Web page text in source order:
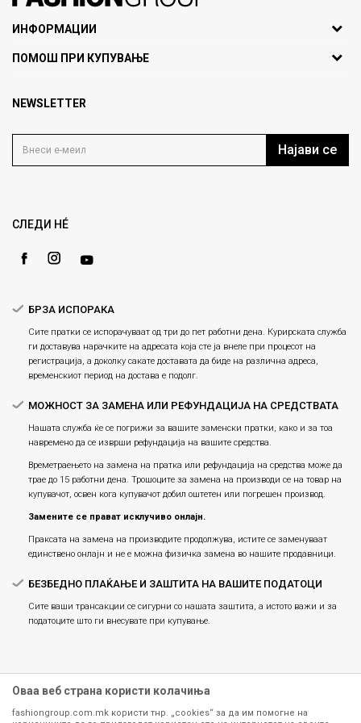
ИНФОРМАЦИИ
За нас
Продавници
Блог
Gift Card
ПОМОШ ПРИ КУПУВАЊЕ
Политика на приватност
Како да купите
Замена и рефундација на производи
NEWSLETTER
Најави се
СЛЕДИ НÉ
БРЗА ИСПОРАКА
Сите пратки се испорачуваат од три до пет работни дена. Курирската служба
ги доставува нарачките на адресата која сте ја внеле при процесот на
регистрација, а доколку сакате доставата да биде на различна адреса,
временскиот период на достава е подолг.
МОЖНОСТ ЗА ЗАМЕНА ИЛИ РЕФУНДАЦИЈА НА СРЕДСТВАТА
Нашата служба ќе се погрижи за вашите заменски пратки, како и за тоа
навремено да се изврши рефундација на вашите средства.
Времетраењето на замена на пратка или рефундацијa на средства може да
трае до 15 работни дена. Трошоците за замена на производи се на товар на
купувачот, освен кога купувачот добил оштетен или погрешен производ.
Замените се прават исклучиво онлајн.
Праксата на замена на производите продолжува, истите се заменуваат
единствено онлајн и не е можна физичка замена во нашите продавници.
БЕЗБЕДНО ПЛАЌАЊЕ И ЗАШТИТА НА ВАШИТЕ ПОДАТОЦИ
Сите ваши трансакции се сигурни со нашата заштита, а истото важи и за
податоците што ги внесувате при купување.
Оваа веб страна користи колачиња
fashiongroup.com.mk користи тнр. „cookies“ за да им помогне на